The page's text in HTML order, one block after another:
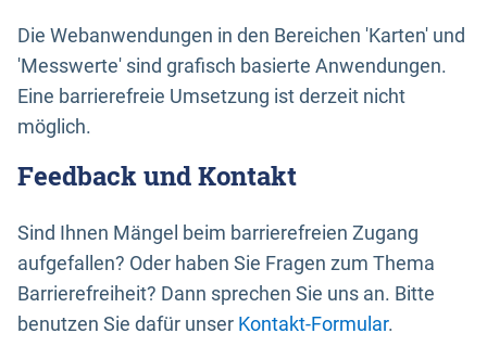
Die Webanwendungen in den Bereichen 'Karten' und
'Messwerte' sind grafisch basierte Anwendungen.
Eine barrierefreie Umsetzung ist derzeit nicht
möglich.
Feedback und Kontakt
Sind Ihnen Mängel beim barrierefreien Zugang
aufgefallen? Oder haben Sie Fragen zum Thema
Barrierefreiheit? Dann sprechen Sie uns an. Bitte
benutzen Sie dafür unser Kontakt-Formular.